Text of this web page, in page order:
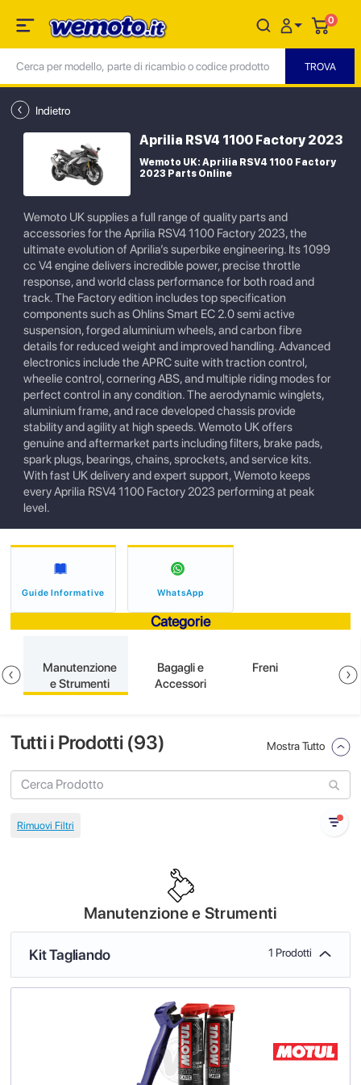
0
Indietro
Aprilia RSV4 1100 Factory 2023
Wemoto UK: Aprilia RSV4 1100 Factory
2023 Parts Online
Wemoto UK supplies a full range of quality parts and
accessories for the Aprilia RSV4 1100 Factory 2023, the
ultimate evolution of Aprilia’s superbike engineering. Its 1099
cc V4 engine delivers incredible power, precise throttle
response, and world class performance for both road and
track. The Factory edition includes top specification
components such as Ohlins Smart EC 2.0 semi active
suspension, forged aluminium wheels, and carbon fibre
details for reduced weight and improved handling. Advanced
electronics include the APRC suite with traction control,
wheelie control, cornering ABS, and multiple riding modes for
perfect control in any condition. The aerodynamic winglets,
aluminium frame, and race developed chassis provide
stability and agility at high speeds. Wemoto UK offers
genuine and aftermarket parts including filters, brake pads,
spark plugs, bearings, chains, sprockets, and service kits.
With fast UK delivery and expert support, Wemoto keeps
every Aprilia RSV4 1100 Factory 2023 performing at peak
level.
Guide Informative WhatsApp
Categorie
Manutenzione
e Strumenti
Bagagli e
Accessori
Freni
Tutti i Prodotti (93) Mostra Tutto
Manutenzione e Strumenti
Kit Tagliando 1 Prodotti